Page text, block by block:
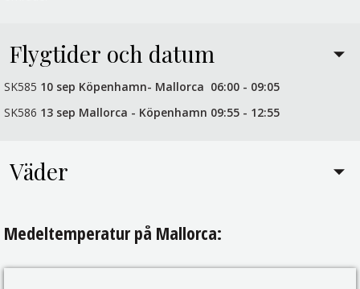
Flygtider och datum
SK585 10 sep Köpenhamn- Mallorca 06:00 - 09:05
SK586 13 sep Mallorca - Köpenhamn 09:55 - 12:55
Väder
Medeltemperatur på Mallorca: